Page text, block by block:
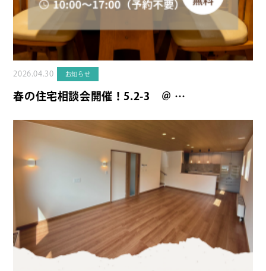
2026.04.30 お知らせ
春の住宅相談会開催！5.2-3 ＠ …